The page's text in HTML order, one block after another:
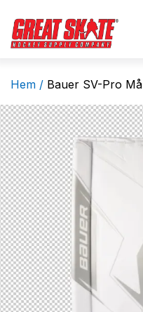
Hem / Bauer SV-Pro